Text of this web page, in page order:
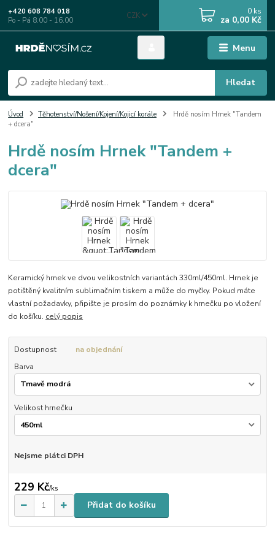
Menu
CZK
Hledat
+420 608 784 018
Po - Pá 8.00 - 16.00
0 ks
za 0,00 Kč
Úvod Těhotenství/Nošení/Kojení/Kojicí korále
Hrdě nosím Hrnek "Tandem
+ dcera"
Hrdě nosím Hrnek "Tandem +
dcera"
Keramický hrnek ve dvou velikostních variantách 330ml/450ml. Hrnek je
potištěný kvalitním sublimačním tiskem a může do myčky. Pokud máte
vlastní požadavky, připište je prosím do poznámky k hrnečku po vložení
do košíku. celý popis
Dostupnost
na objednání
Barva
Velikost hrnečku
Nejsme plátci DPH
229 Kč/ks
Přidat do košíku